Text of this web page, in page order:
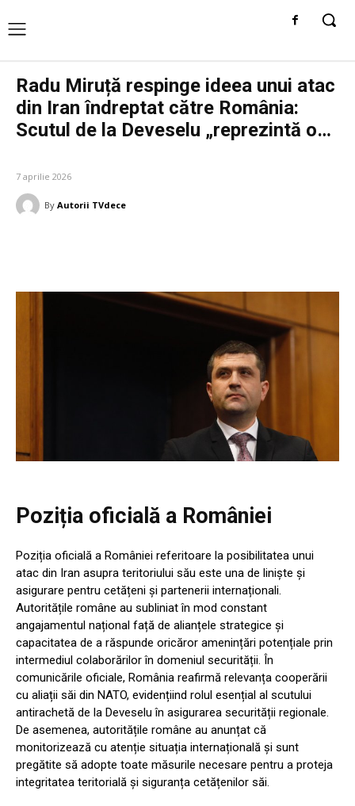
Radu Miruță respinge ideea unui atac
din Iran îndreptat către România:
Scutul de la Deveselu „reprezintă o…
7 aprilie 2026
By Autorii TVdece
Poziția oficială a României
Poziția oficială a României referitoare la posibilitatea unui
atac din Iran asupra teritoriului său este una de liniște și
asigurare pentru cetățeni și partenerii internaționali.
Autoritățile române au subliniat în mod constant
angajamentul național față de alianțele strategice și
capacitatea de a răspunde oricăror amenințări potențiale prin
intermediul colaborărilor în domeniul securității. În
comunicările oficiale, România reafirmă relevanța cooperării
cu aliații săi din NATO, evidențiind rolul esențial al scutului
antirachetă de la Deveselu în asigurarea securității regionale.
De asemenea, autoritățile române au anunțat că
monitorizează cu atenție situația internațională și sunt
pregătite să adopte toate măsurile necesare pentru a proteja
integritatea teritorială și siguranța cetățenilor săi.